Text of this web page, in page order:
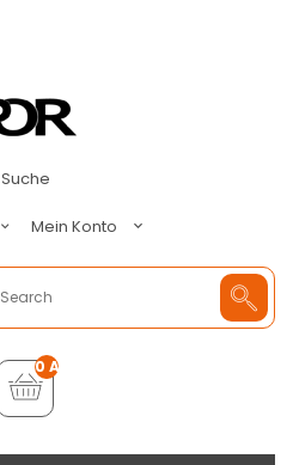
Suche
Mein Konto
0 Artikel - €0,00